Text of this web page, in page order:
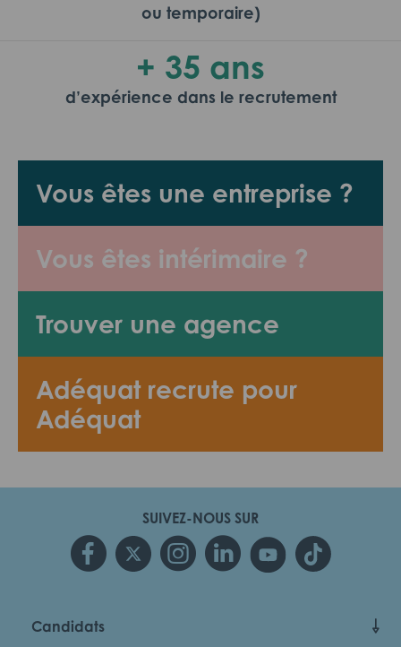
Vous êtes une entreprise ?
Vous êtes intérimaire ?
Trouver une agence
Adéquat recrute pour
Adéquat
ou temporaire)
+ 35 ans
d’expérience dans le recrutement
SUIVEZ-NOUS SUR
Candidats